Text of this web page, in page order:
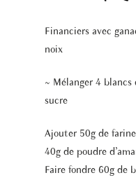
Financiers avec
noix
~ Mélanger 4
sucre
Ajouter 50g de
40g de poudre
Faire fondre 60g de